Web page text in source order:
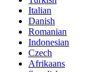
Italian
Danish
Romanian
Indonesian
Czech
Afrikaans